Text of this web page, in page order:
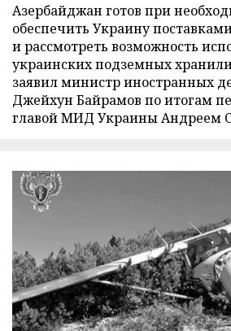
Азербайджан готов при
обеспечить Украину
и рассмотреть возможность
украинских подземных
заявил министр иностранных
Джейхун Байрамов по итогам
главой МИД Украины Андреем